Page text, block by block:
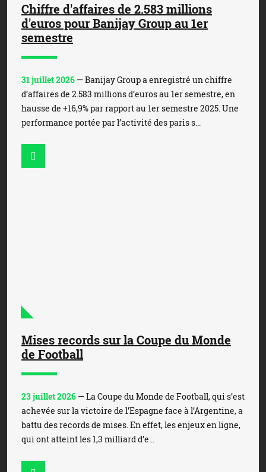
Chiffre d'affaires de 2.583 millions
d'euros pour Banijay Group au 1er
semestre
31 juillet 2026 — Banijay Group a enregistré un chiffre
d’affaires de 2.583 millions d’euros au 1er semestre, en
hausse de +16,9% par rapport au 1er semestre 2025. Une
performance portée par l’activité des paris s...
Mises records sur la Coupe du Monde
de Football
23 juillet 2026 — La Coupe du Monde de Football, qui s’est
achevée sur la victoire de l’Espagne face à l’Argentine, a
battu des records de mises. En effet, les enjeux en ligne,
qui ont atteint les 1,3 milliard d’e...